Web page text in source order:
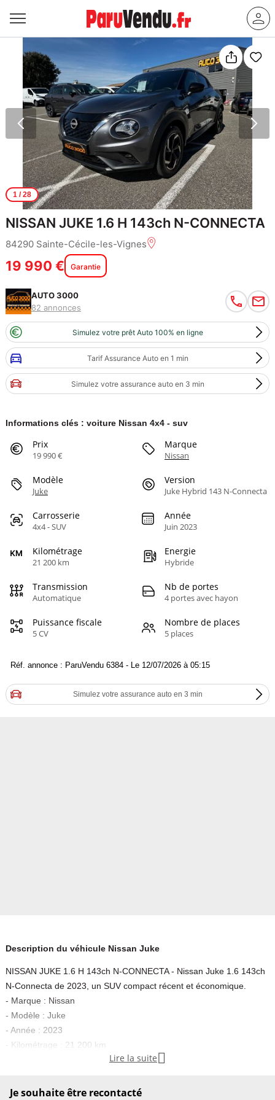
1/ 28
NISSAN JUKE 1.6 H 143ch N-CONNECTA
84290 Sainte-Cécile-les-Vignes
19 990 € Garantie
AUTO 3000
82 annonces
Simulez votre prêt Auto 100% en ligne
Tarif Assurance Auto en 1 min
Simulez votre assurance auto en 3 min
Informations clés : voiture Nissan 4x4 - suv
Prix
19 990 €
Marque
Nissan
Modèle
Juke
Version
Juke Hybrid 143 N-Connecta
Carrosserie
4x4 - SUV
Année
Juin 2023
Kilométrage
21 200 km
Energie
Hybride
Transmission
Automatique
Nb de portes
4 portes avec hayon
Puissance fiscale
5 CV
Nombre de places
5 places
Réf. annonce : ParuVendu 6384 - Le 12/07/2026 à 05:15
Simulez votre assurance auto en 3 min
Description du véhicule Nissan Juke
NISSAN JUKE 1.6 H 143ch N-CONNECTA - Nissan Juke 1.6 143ch
N-Connecta de 2023, un SUV compact récent et économique.
- Marque : Nissan
- Modèle : Juke
- Année : 2023
- Kilométrage : 21 200 km
- Motorisation : 1.6 Hybride 143 ch
- Finition : N-Connecta
Lire la suite 
Je souhaite être recontacté